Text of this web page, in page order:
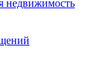
недвижимость